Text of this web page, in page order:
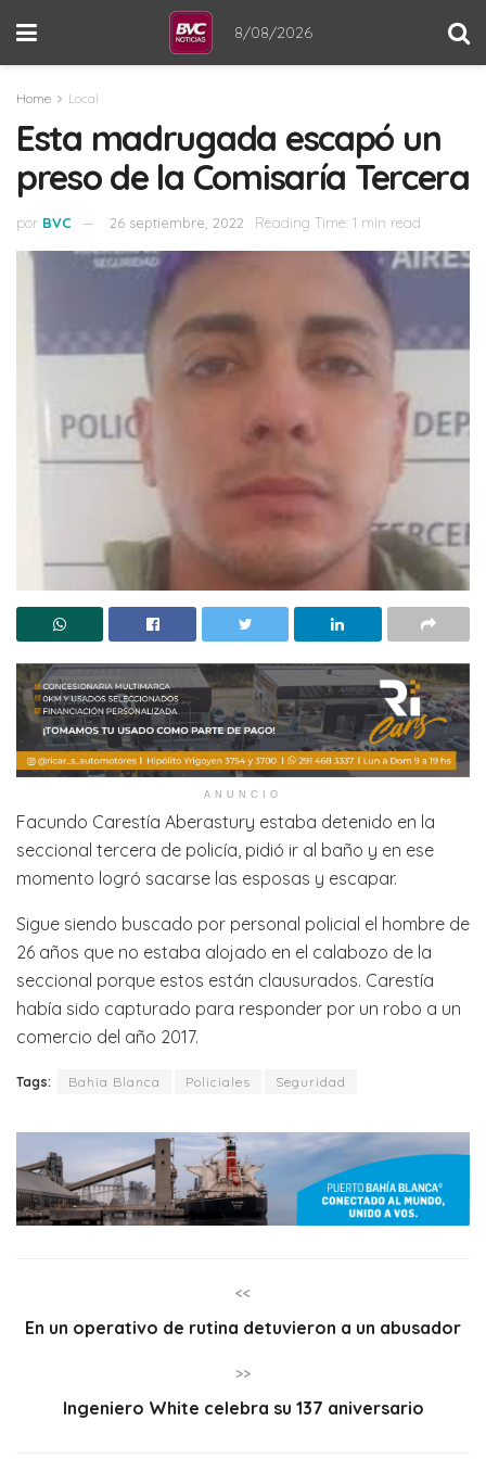
8/08/2026
Home Local
Esta madrugada escapó un
preso de la Comisaría Tercera
por BVC 26 septiembre, 2022 Reading Time: 1 min read
ANUNCIO
Facundo Carestía Aberastury estaba detenido en la
seccional tercera de policía, pidió ir al baño y en ese
momento logró sacarse las esposas y escapar.
Sigue siendo buscado por personal policial el hombre de
26 años que no estaba alojado en el calabozo de la
seccional porque estos están clausurados. Carestía
había sido capturado para responder por un robo a un
comercio del año 2017.
Tags: Bahia Blanca Policiales Seguridad
<<
En un operativo de rutina detuvieron a un abusador
>>
Ingeniero White celebra su 137 aniversario